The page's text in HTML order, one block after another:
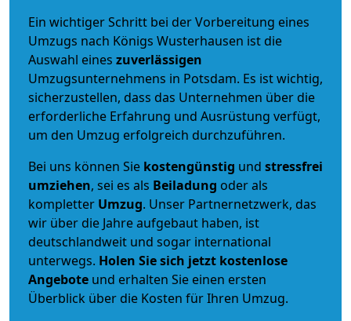
Ein wichtiger Schritt bei der Vorbereitung eines
Umzugs nach Königs Wusterhausen ist die
Auswahl eines zuverlässigen
Umzugsunternehmens in Potsdam. Es ist wichtig,
sicherzustellen, dass das Unternehmen über die
erforderliche Erfahrung und Ausrüstung verfügt,
um den Umzug erfolgreich durchzuführen.
Bei uns können Sie kostengünstig und stressfrei
umziehen, sei es als Beiladung oder als
kompletter Umzug. Unser Partnernetzwerk, das
wir über die Jahre aufgebaut haben, ist
deutschlandweit und sogar international
unterwegs. Holen Sie sich jetzt kostenlose
Angebote und erhalten Sie einen ersten
Überblick über die Kosten für Ihren Umzug.